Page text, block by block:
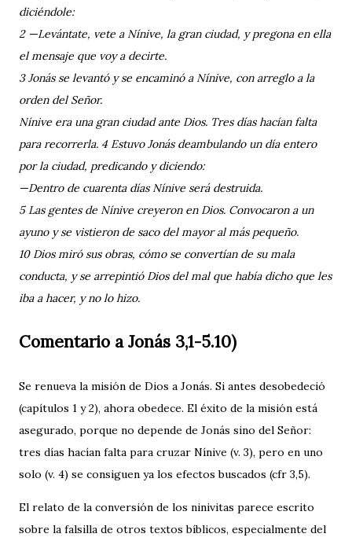
diciéndole:
2 —Levántate, vete a Nínive, la gran ciudad, y pregona en ella
el mensaje que voy a decirte.
3 Jonás se levantó y se encaminó a Nínive, con arreglo a la
orden del Señor.
Nínive era una gran ciudad ante Dios. Tres días hacían falta
para recorrerla. 4 Estuvo Jonás deambulando un día entero
por la ciudad, predicando y diciendo:
—Dentro de cuarenta días Nínive será destruida.
5 Las gentes de Nínive creyeron en Dios. Convocaron a un
ayuno y se vistieron de saco del mayor al más pequeño.
10 Dios miró sus obras, cómo se convertían de su mala
conducta, y se arrepintió Dios del mal que había dicho que les
iba a hacer, y no lo hizo.
Comentario a Jonás 3,1-5.10)
Se renueva la misión de Dios a Jonás. Si antes desobedeció
(capítulos 1 y 2), ahora obedece. El éxito de la misión está
asegurado, porque no depende de Jonás sino del Señor:
tres días hacían falta para cruzar Nínive (v. 3), pero en uno
solo (v. 4) se consiguen ya los efectos buscados (cfr 3,5).
El relato de la conversión de los ninivitas parece escrito
sobre la falsilla de otros textos bíblicos, especialmente del